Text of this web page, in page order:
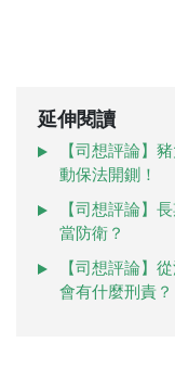
延伸閱讀
【司想評論】
動保法開鍘！
【司想評論】
當防衛？
【司想評論】
會有什麼刑責？